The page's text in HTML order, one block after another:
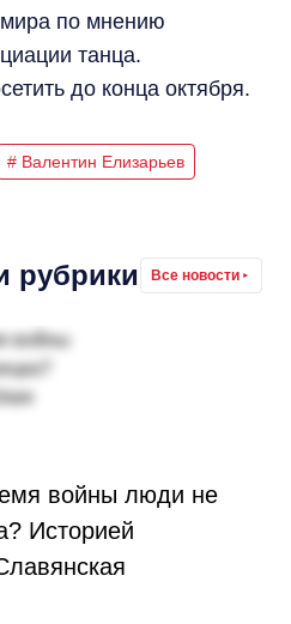
по мнению
танца.
до конца октября.
# Валентин Елизарьев
рубрики Все новости
войны люди не
Историей